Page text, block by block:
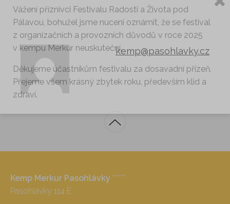
kemp@pasohlavky.cz
Kemp Merkur Pasohlávky *****
Pasohlávky 114 E
Vážení příznivci Festivalu Radosti a Života pod
Pálavou, bohužel jsme nuceni oznámit, že se festival
z organizačních a provozních důvodů v roce 2025
v kempu Merkur neuskuteční.
Děkujeme účastníkům festivalu za dosavadní přízeň.
Přejeme všem krásný zbytek roku, především klid a
zdraví.